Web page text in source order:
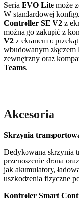
Seria EVO Lite może
W standardowej
Controller SE V2 z
można go zakupić z
V2 z ekranem o
wbudowanym złączem
zewnętrzny oraz
Teams.
Akcesoria
Skrzynia
Dedykowana skrzynia
przenoszenie drona
jak akumulatory,
uszkodzenia fizyczne
Kontroler Smart